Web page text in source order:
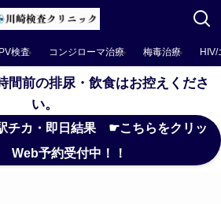
検査 コンジローマ治療 梅毒治療
間前の排尿・飲食はお控えくださ
い。
チカ・即日結果 ☛こちらをクリッ
予約受付中！！